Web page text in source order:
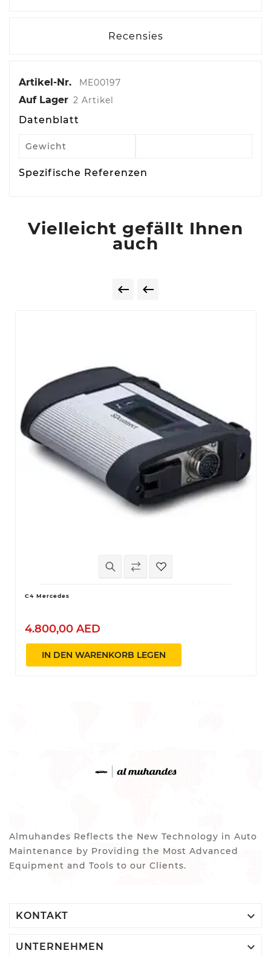
Recensies
Artikel-Nr. ME00197
Auf Lager 2 Artikel
Datenblatt
Gewicht
Spezifische Referenzen
Vielleicht gefällt Ihnen
auch
 
C4 Mercedes
4.800,00 AED
IN DEN WARENKORB LEGEN
Almuhandes Reflects the New Technology in Auto
Maintenance by Providing the Most Advanced
Equipment and Tools to our Clients.
KONTAKT 
UNTERNEHMEN 